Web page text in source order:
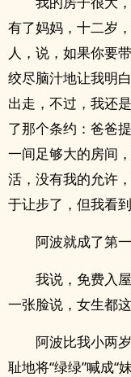
有了妈妈，十二岁
人，说，如果你要
绞尽脑汁地让我明
出走，不过，我还
了那个条约：爸爸
一间足够大的房间
活，没有我的允许
于让步了，但我看
阿波就成了第
我说，免费入
一张脸说，女生都
阿波比我小两
耻地将“绿绿”喊成“